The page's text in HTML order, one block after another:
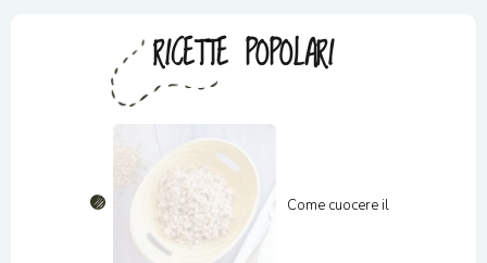
RICETTE POPOLARI
Come cuocere il